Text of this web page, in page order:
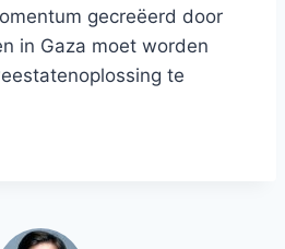
gecreëerd door
in Gaza moet worden
te